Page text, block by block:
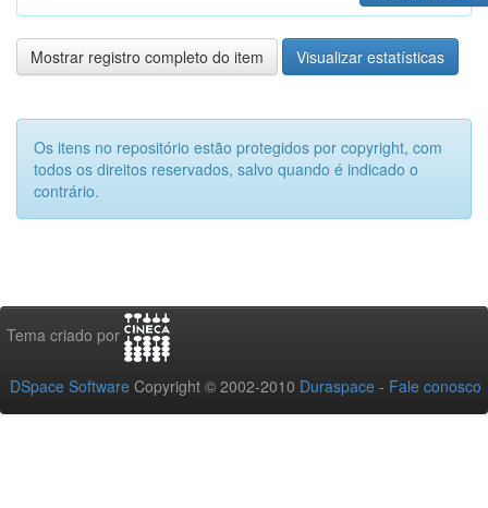
Mostrar registro completo do item Visualizar estatísticas
Os itens no repositório estão protegidos por copyright, com
todos os direitos reservados, salvo quando é indicado o
contrário.
Tema criado por
DSpace Software Copyright © 2002-2010 Duraspace - Fale conosco